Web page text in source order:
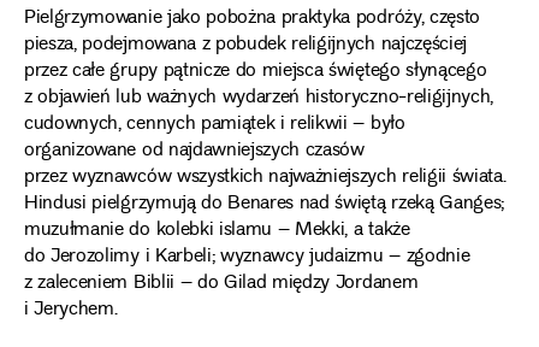
Pielgrzymowanie jako pobożna praktyka podróży, często
piesza, podejmowana z pobudek religijnych najczęściej
przez całe grupy pątnicze do miejsca świętego słynącego
z objawień lub ważnych wydarzeń historyczno-religijnych,
cudownych, cennych pamiątek i relikwii – było
organizowane od najdawniejszych czasów
przez wyznawców wszystkich najważniejszych religii świata.
Hindusi pielgrzymują do Benares nad świętą rzeką Ganges;
muzułmanie do kolebki islamu – Mekki, a także
do Jerozolimy i Karbeli; wyznawcy judaizmu – zgodnie
z zaleceniem Biblii – do Gilad między Jordanem
i Jerychem.